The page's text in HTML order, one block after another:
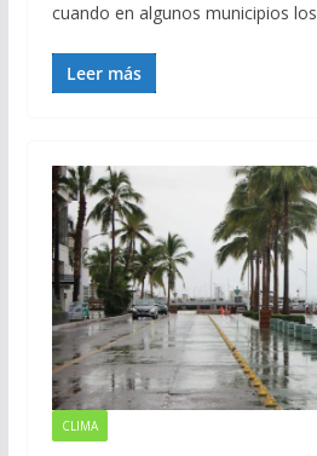
cuando en algunos municipios los
Leer más
CLIMA